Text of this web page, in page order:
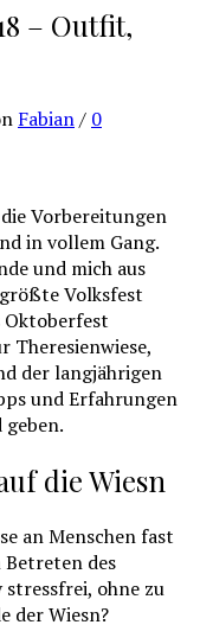
– Outfit,
Fabian/ 0
Vorbereitungen
in vollem Gang.
und mich aus
Volksfest
Oktoberfest
Theresienwiese,
der langjährigen
und Erfahrungen
die Wiesn
an Menschen fast
des
stressfrei, ohne zu
der Wiesn?